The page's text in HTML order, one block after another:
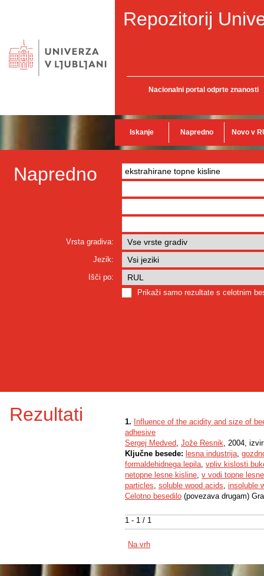
Repozitorij
Nacionalni portal odprte znanosti
Iskanje Napredno Novo v
Napredno
Vrsta gradiva:
Jezik:
Išči po:
Prikaži samo rezultate s celotnim
Rezultati
1 - 1 / 1
1. Influence of the acidity and size of
adhesive
Sergej Medved, Jože Resnik, 2004,
Ključne besede: lesna industrija,
formaldehidnega lepila, vpliv kislosti
netopne lesne kisline, v vodi topne
particles, soluble wood acids, insoluble
Celotno besedilo (povezava drugam)
Na vrh